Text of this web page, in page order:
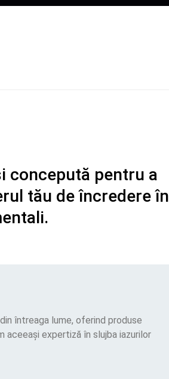
concepută pentru a
tău de încredere în
întreaga lume, oferind produse
expertiză în slujba iazurilor